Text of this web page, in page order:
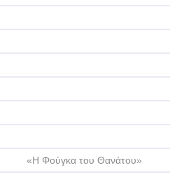
«Η Φούγκα του Θανάτου»